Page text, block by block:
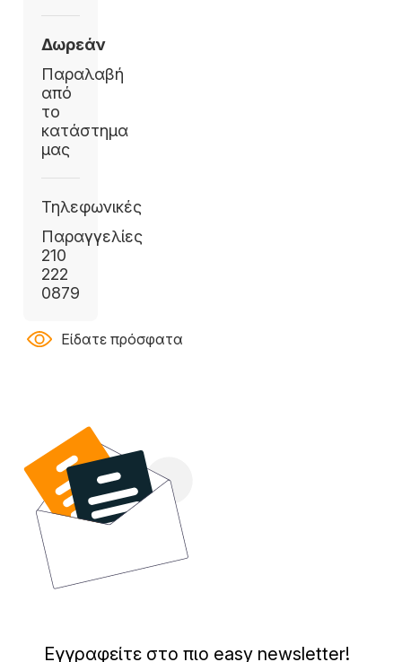
Δωρεάν
Παραλαβή
από
το
κατάστημα
μας
Τηλεφωνικές
Παραγγελίες
210
222
0879
Είδατε πρόσφατα
Εγγραφείτε στο πιο easy newsletter!